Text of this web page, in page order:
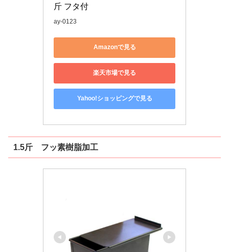
斤 フタ付
ay-0123
Amazonで見る
楽天市場で見る
Yahoo!ショッピングで見る
1.5斤 フッ素樹脂加工